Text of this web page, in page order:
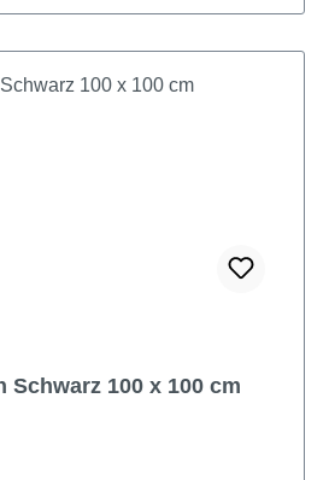
Schwarz 100 x 100 cm